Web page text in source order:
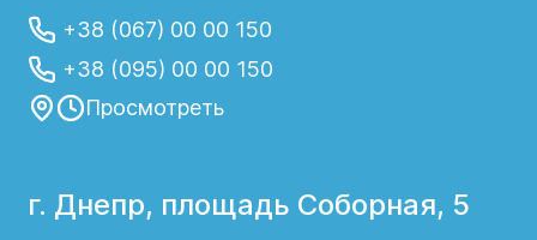
+38 (067) 00 00 150
+38 (095) 00 00 150
Просмотреть
г. Днепр, площадь Соборная, 5